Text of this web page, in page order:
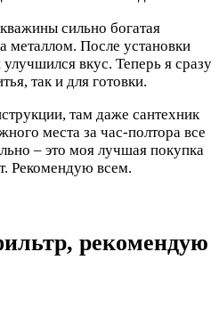
сильно богатая
металлом. После установки
вкус. Теперь я сразу
так и для готовки.
там даже сантехник
места за час-полтора все
– это моя лучшая покупка
Рекомендую всем.
рекомендую